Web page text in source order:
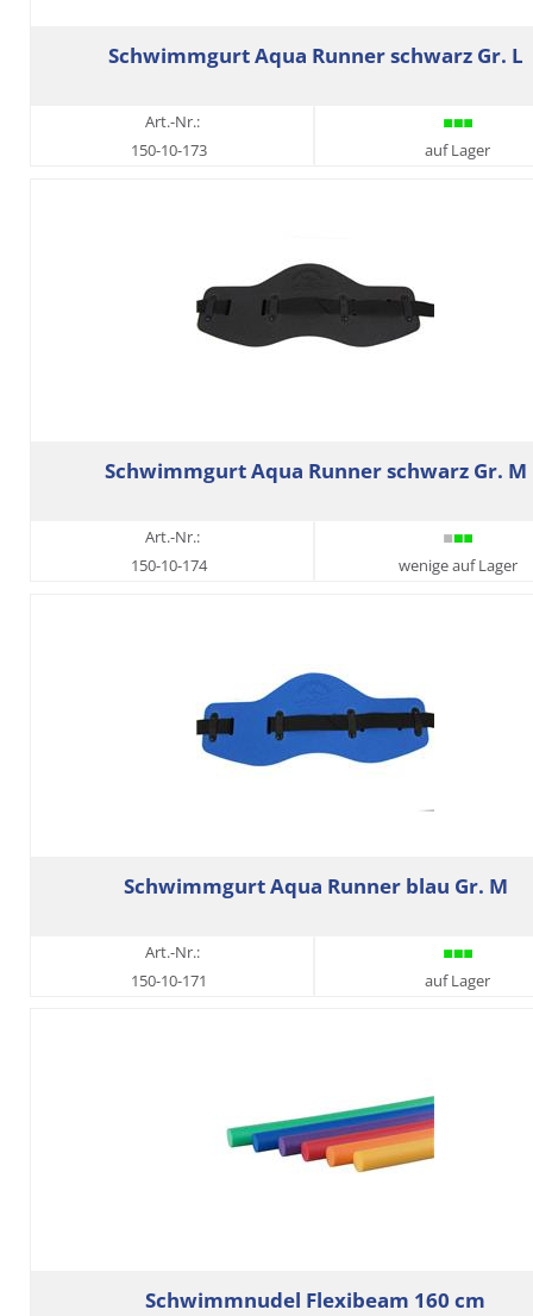
Schwimmgurt Aqua Runner schwarz Gr. L
Art.-Nr.:
150-10-173
auf Lager
Schwimmgurt Aqua Runner schwarz Gr. M
Art.-Nr.:
150-10-174
wenige auf Lager
Schwimmgurt Aqua Runner blau Gr. M
Art.-Nr.:
150-10-171
auf Lager
Schwimmnudel Flexibeam 160 cm